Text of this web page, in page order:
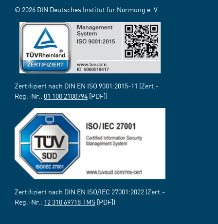
© 2026 DIN Deutsches Institut für Normung e. V.
Zertifiziert nach DIN EN ISO 9001:2015-11 (Zert.-
Reg.-Nr.: 01 100 2100794 [PDF])
Zertifiziert nach DIN EN ISO/IEC 27001:2022 (Zert.-
Reg.-Nr.: 12 310 69718 TMS [PDF])